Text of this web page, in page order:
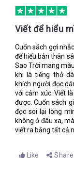
bằng những điều
Tôi thà biết là kẻ
“Là một chuyên gia
trí hiện tại của các
Đó là một trong
thể nói cho con
bàn là – quan
Nếu con có thể đọc
lạc.
Tôi đi ra bờ sông
vọng bên tai khi tôi
thiết bị đo lường.
chuyên gia làm bản
Viết để hiểu
Cuốn sách gợi
để hiểu bản thân
Sao Trời mang
khi là tiếng thở
khích người đọc
với cảm xúc. Viết
được. Cuốn sách
đọc soi lại lòng
không ở đâu xa,
viết ra bằng tất cả
Like Share